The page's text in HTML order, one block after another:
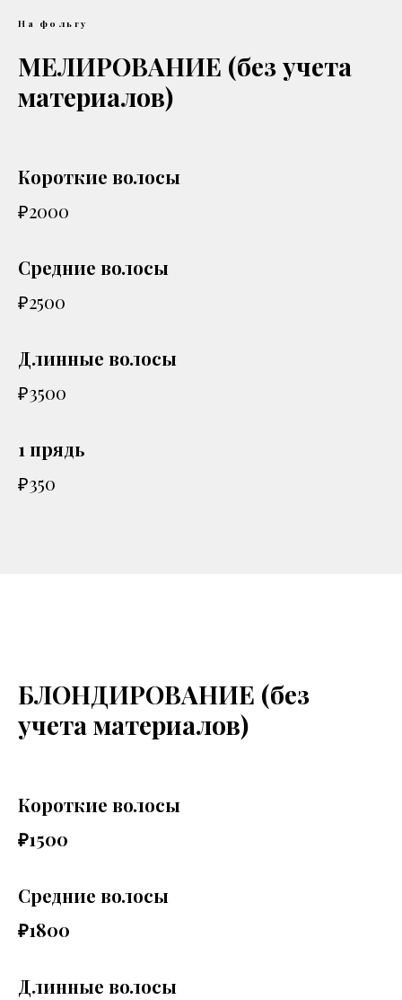
На фольгу
МЕЛИРОВАНИЕ (без учета
материалов)
Короткие волосы
₽2000
Средние волосы
₽2500
Длинные волосы
₽3500
1 прядь
₽350
БЛОНДИРОВАНИЕ (без
учета материалов)
Короткие волосы
₽1500
Средние волосы
₽1800
Длинные волосы